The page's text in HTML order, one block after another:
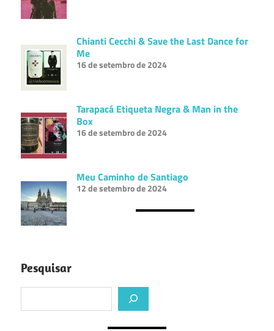
Chianti Cecchi & Save the Last Dance for
Me
16 de setembro de 2024
Tarapacá Etiqueta Negra & Man in the
Box
16 de setembro de 2024
Meu Caminho de Santiago
12 de setembro de 2024
Pesquisar
Pesquisar